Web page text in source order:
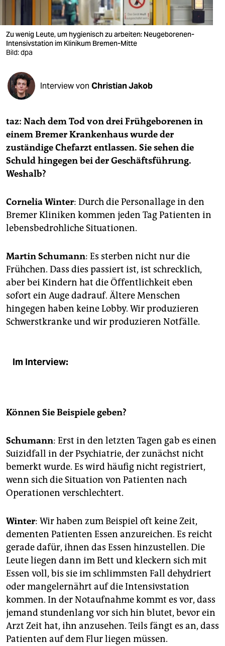
verlag
veranstaltungen
fragen & hilfe
abo
genossenschaft
epaper login
Zu wenig Leute, um hygienisch zu arbeiten: Neugeborenen-
Intensivstation im Klinikum Bremen-Mitte
Bild: dpa
Interview von Christian Jakob
taz: Nach dem Tod von drei Frühgeborenen in
einem Bremer Krankenhaus wurde der
zuständige Chefarzt entlassen. Sie sehen die
Schuld hingegen bei der Geschäftsführung.
Weshalb?
Cornelia Winter: Durch die Personallage in den
Bremer Kliniken kommen jeden Tag Patienten in
lebensbedrohliche Situationen.
Martin Schumann: Es sterben nicht nur die
Frühchen. Dass dies passiert ist, ist schrecklich,
aber bei Kindern hat die Öffentlichkeit eben
sofort ein Auge dadrauf. Ältere Menschen
hingegen haben keine Lobby. Wir produzieren
Schwerstkranke und wir produzieren Notfälle.
Im Interview:
Können Sie Beispiele geben?
Schumann: Erst in den letzten Tagen gab es einen
Suizidfall in der Psychiatrie, der zunächst nicht
bemerkt wurde. Es wird häufig nicht registriert,
wenn sich die Situation von Patienten nach
Operationen verschlechtert.
Winter: Wir haben zum Beispiel oft keine Zeit,
dementen Patienten Essen anzureichen. Es reicht
gerade dafür, ihnen das Essen hinzustellen. Die
Leute liegen dann im Bett und kleckern sich mit
Essen voll, bis sie im schlimmsten Fall dehydriert
oder mangelernährt auf die Intensivstation
kommen. In der Notaufnahme kommt es vor, dass
jemand stundenlang vor sich hin blutet, bevor ein
Arzt Zeit hat, ihn anzusehen. Teils fängt es an, dass
Patienten auf dem Flur liegen müssen.